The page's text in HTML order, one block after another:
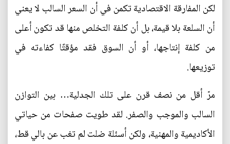
لكن المفارقة الاقتصادية تكمن في أن السعر السالب لا يعني
أن السلعة بلا قيمة، بل أن كلفة التخلص منها قد تكون أعلى
من كلفة إنتاجها، أو أن السوق فقد مؤقتًا كفاءته في
توزيعها.
مرّ أقل من نصف قرن على تلك الجدلية… بين التوازن
السالب والموجب والصفر. لقد طويت صفحات من حياتي
الأكاديمية والمهنية، ولكن أسئلة ضلت لم تغب عن بالي قط،